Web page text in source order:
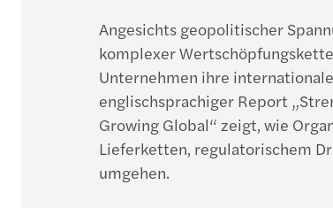
Angesichts geopolitischer
komplexer
Unternehmen ihre
englischsprachiger Report
Growing Global“ zeigt, wie
Lieferketten, regulatorischem
umgehen.